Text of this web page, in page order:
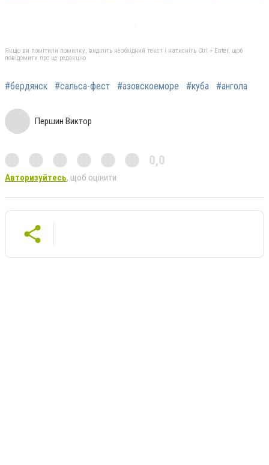
Якщо ви помітили помилку, виділіть необхідний текст і натисніть Ctrl + Enter, щоб
повідомити про це редакцію
#бердянск #сальса-фест #азовскоеморе #куба #ангола
Першин Виктор
0,0
Авторизуйтесь, щоб оцінити